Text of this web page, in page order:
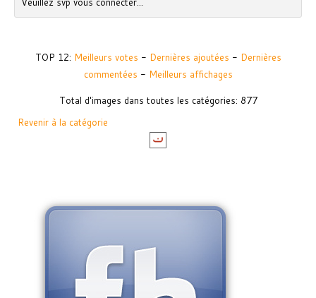
TOP 12: Meilleurs votes - Dernières ajoutées - Dernières
commentées - Meilleurs affichages
Total d'images dans toutes les catégories: 877
Revenir à la catégorie